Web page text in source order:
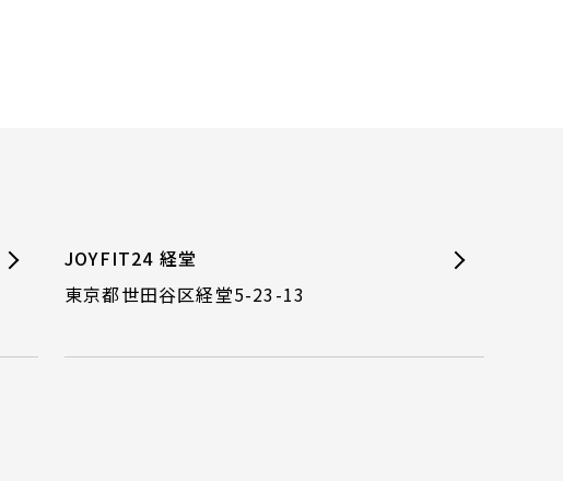
JOYFIT24 経堂
東京都世田谷区経堂5-23-13